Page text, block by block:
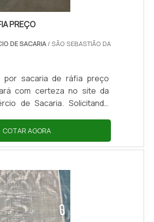
PREÇO
DE SACARIA / SÃO SEBASTIÃO DA
por sacaria de ráfia preço
com certeza no site da
de Sacaria. Solicitando
a maior referência
área de atuação.Quando a
de ráfia preço acessível,
com soluções eficazes
e comercialização de
ráfia.SACARIA DE RÁFIA
E ACESSÍVELA Brassac
COTAR AGORA